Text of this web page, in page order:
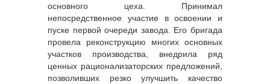
основного цеха. Принимал
непосредственное участие в освоении и
пуске первой очереди завода. Его бригада
провела реконструкцию многих основных
участков производства, внедрила ряд
ценных рационализаторских предложений,
позволивших резко улучшить качество